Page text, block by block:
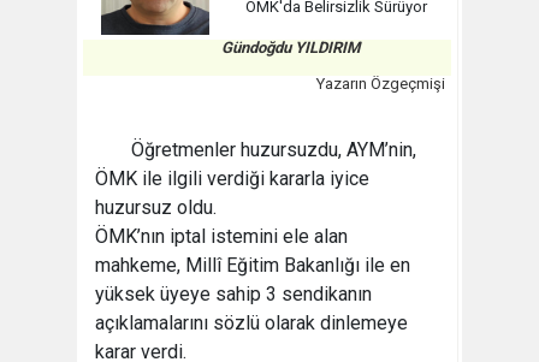
ÖMK'da Belirsizlik Sürüyor
Gündoğdu YILDIRIM
Yazarın Özgeçmişi
Öğretmenler huzursuzdu, AYM’nin,
ÖMK ile ilgili verdiği kararla iyice
huzursuz oldu.
ÖMK’nın iptal istemini ele alan
mahkeme, Millî Eğitim Bakanlığı ile en
yüksek üyeye sahip 3 sendikanın
açıklamalarını sözlü olarak dinlemeye
karar verdi.